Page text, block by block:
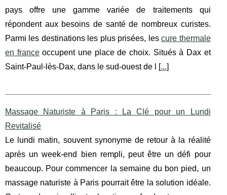
pays offre une gamme variée de traitements qui
répondent aux besoins de santé de nombreux curistes.
Parmi les destinations les plus prisées, lescure thermale
en franceoccupent une place de choix. Situés à Dax et
Saint-Paul-lès-Dax, dans le sud-ouest de l [...]
Massage Naturiste à Paris : La Clé pour un Lundi
Revitalisé
Le lundi matin, souvent synonyme de retour à la réalité
après un week-end bien rempli, peut être un défi pour
beaucoup. Pour commencer la semaine du bon pied, un
massage naturiste à Paris pourrait être la solution idéale.